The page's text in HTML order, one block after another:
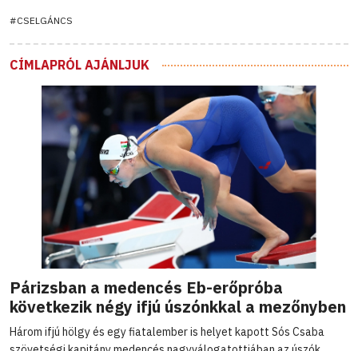
#CSELGÁNCS
CÍMLAPRÓL AJÁNLJUK
Párizsban a medencés Eb-erőpróba
következik négy ifjú úszónkkal a mezőnyben
Három ifjú hölgy és egy fiatalember is helyet kapott Sós Csaba